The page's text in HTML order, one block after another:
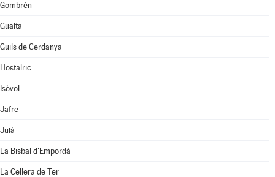
Gombrèn
Gualta
Guils de Cerdanya
Hostalric
Isòvol
Jafre
Juià
La Bisbal d'Empordà
La Cellera de Ter